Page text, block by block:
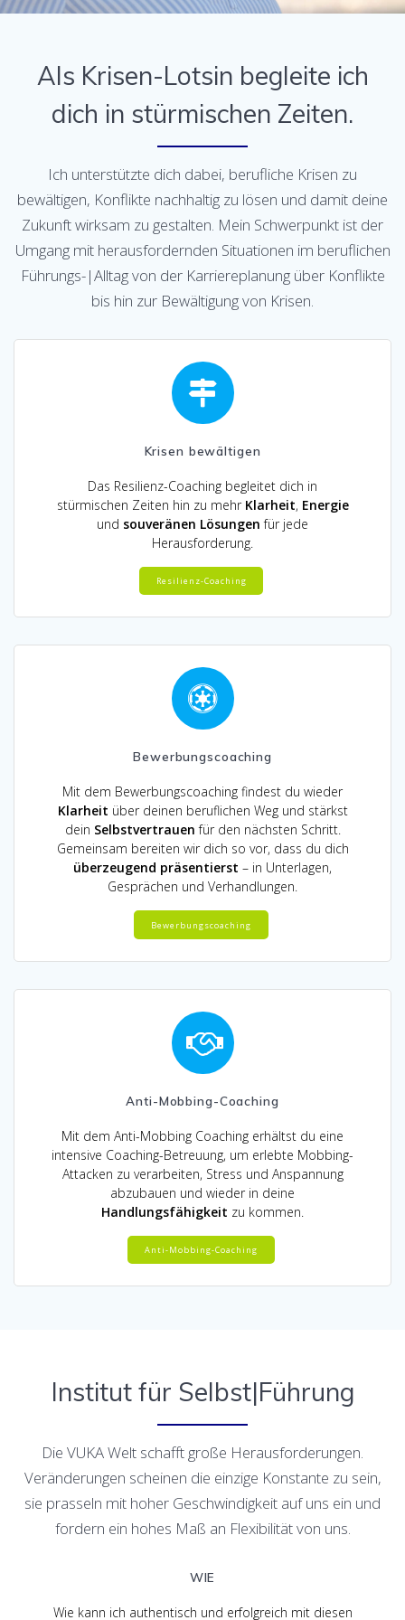
Als Krisen-Lotsin begleite ich
dich in stürmischen Zeiten.
Ich unterstützte dich dabei, berufliche Krisen zu
bewältigen, Konflikte nachhaltig zu lösen und damit deine
Zukunft wirksam zu gestalten. Mein Schwerpunkt ist der
Umgang mit herausfordernden Situationen im beruflichen
Führungs-|Alltag von der Karriereplanung über Konflikte
bis hin zur Bewältigung von Krisen.
Krisen bewältigen
Das Resilienz-Coaching begleitet dich in
stürmischen Zeiten hin zu mehr Klarheit, Energie
und souveränen Lösungen für jede
Herausforderung.
Resilienz-Coaching
Bewerbungscoaching
Mit dem Bewerbungscoaching findest du wieder
Klarheit über deinen beruflichen Weg und stärkst
dein Selbstvertrauen für den nächsten Schritt.
Gemeinsam bereiten wir dich so vor, dass du dich
überzeugend präsentierst – in Unterlagen,
Gesprächen und Verhandlungen.
Bewerbungscoaching
Anti-Mobbing-Coaching
Mit dem Anti-Mobbing Coaching erhältst du eine
intensive Coaching-Betreuung, um erlebte Mobbing-
Attacken zu verarbeiten, Stress und Anspannung
abzubauen und wieder in deine
Handlungsfähigkeit zu kommen.
Anti-Mobbing-Coaching
Institut für Selbst|Führung
Die VUKA Welt schafft große Herausforderungen.
Veränderungen scheinen die einzige Konstante zu sein,
sie prasseln mit hoher Geschwindigkeit auf uns ein und
fordern ein hohes Maß an Flexibilität von uns.
WIE
Wie kann ich authentisch und erfolgreich mit diesen